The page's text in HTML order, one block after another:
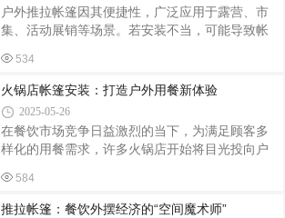
摊位可定制3米×3米的帐篷，既能展示多种地毯，
又不会过于拥挤。材质选择帐篷材质直接影响其
耐用性和实用性。面料方面，牛津布防水耐磨、
性
户外推拉帐篷因其便捷性，广泛应用于露营、市
集、活动展销等场景。若安装不当，可能导致帐
下从安装前准备、搭建流程、安全防护及使用维
护四个方面，梳理帐篷安装的核心注意事项。
一、安装前准备：环境与工具的双重核查场地选
择与清理地形要求：优先选择平坦、坚实的地
面，避开低洼积水区、斜坡（坡度＞5°）或松软
沙地。若需在草地搭建，需提前清除石块、树枝
等硬物，防止刺穿帐篷底布。空间预留：帐篷四
等障碍物接触，确保推拉轨道顺畅运行。工具
534
火锅店帐篷安装：打造户外用餐新体验
2025-05-26
在餐饮市场竞争日益激烈的当下，为满足顾客多
样化的用餐需求，许多火锅店开始将目光投向户
提供了别具一格的用餐环境，还能在特定季节吸
引更多客源。下面就为大家介绍火锅店帐篷安装
584
推拉帐篷：餐饮外摆经济的“空间魔术师”